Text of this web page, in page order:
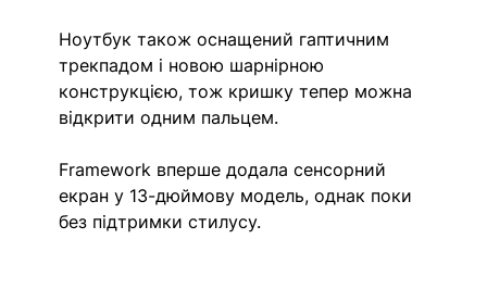
Ноутбук також оснащений гаптичним
трекпадом і новою шарнірною
конструкцією, тож кришку тепер можна
відкрити одним пальцем.
Framework вперше додала сенсорний
екран у 13-дюймову модель, однак поки
без підтримки стилусу.